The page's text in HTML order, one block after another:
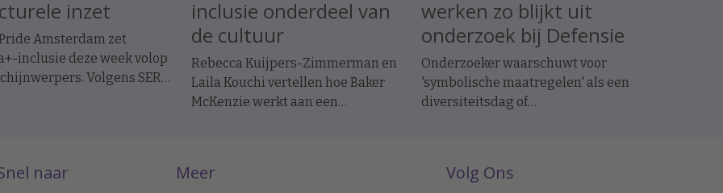
inzet
Amsterdam zet
inclusie deze week volop
Volgens SER
en veilige
inclusie onderdeel van
de cultuur
Rebecca Kuijpers-Zimmerman en
Laila Kouchi vertellen hoe Baker
McKenzie werkt aan een
werken zo blijkt uit
onderzoek bij Defensie
Onderzoeker waarschuwt voor
'symbolische maatregelen' als een
diversiteitsdag of
naar Meer Volg Ons